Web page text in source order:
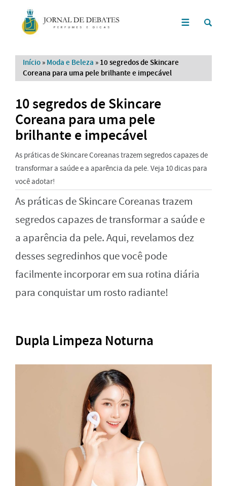
Início » Moda e Beleza » 10 segredos de Skincare
Coreana para uma pele brilhante e impecável
10 segredos de Skincare
Coreana para uma pele
brilhante e impecável
As práticas de Skincare Coreanas trazem segredos capazes de
transformar a saúde e a aparência da pele. Veja 10 dicas para
você adotar!
As práticas de Skincare Coreanas trazem
segredos capazes de transformar a saúde e
a aparência da pele. Aqui, revelamos dez
desses segredinhos que você pode
facilmente incorporar em sua rotina diária
para conquistar um rosto radiante!
Dupla Limpeza Noturna